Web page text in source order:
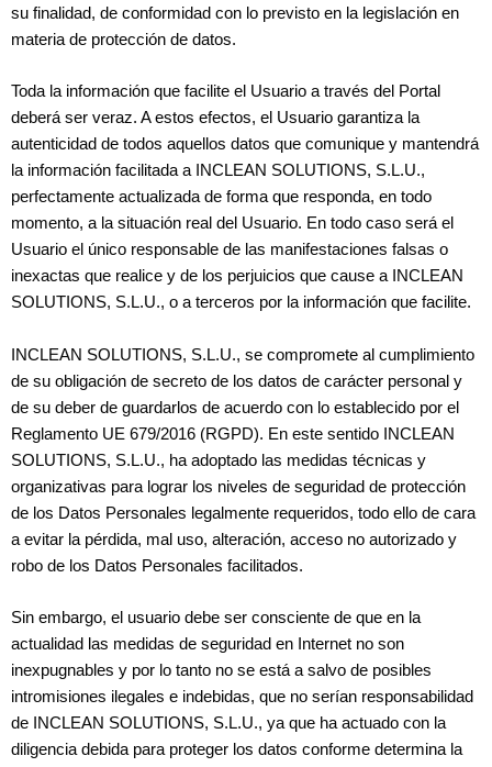
su finalidad, de conformidad con lo previsto en la legislación en
materia de protección de datos.
Toda la información que facilite el Usuario a través del Portal
deberá ser veraz. A estos efectos, el Usuario garantiza la
autenticidad de todos aquellos datos que comunique y mantendrá
la información facilitada a INCLEAN SOLUTIONS, S.L.U.,
perfectamente actualizada de forma que responda, en todo
momento, a la situación real del Usuario. En todo caso será el
Usuario el único responsable de las manifestaciones falsas o
inexactas que realice y de los perjuicios que cause a INCLEAN
SOLUTIONS, S.L.U., o a terceros por la información que facilite.
INCLEAN SOLUTIONS, S.L.U., se compromete al cumplimiento
de su obligación de secreto de los datos de carácter personal y
de su deber de guardarlos de acuerdo con lo establecido por el
Reglamento UE 679/2016 (RGPD). En este sentido INCLEAN
SOLUTIONS, S.L.U., ha adoptado las medidas técnicas y
organizativas para lograr los niveles de seguridad de protección
de los Datos Personales legalmente requeridos, todo ello de cara
a evitar la pérdida, mal uso, alteración, acceso no autorizado y
robo de los Datos Personales facilitados.
Sin embargo, el usuario debe ser consciente de que en la
actualidad las medidas de seguridad en Internet no son
inexpugnables y por lo tanto no se está a salvo de posibles
intromisiones ilegales e indebidas, que no serían responsabilidad
de INCLEAN SOLUTIONS, S.L.U., ya que ha actuado con la
diligencia debida para proteger los datos conforme determina la